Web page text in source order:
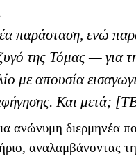
παράσταση, ενώ
της Τόμας — για
με απουσία
Και μετά;
ανώνυμη διερμηνέα
αναλαμβάνοντας